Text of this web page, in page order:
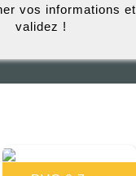
vos informations et
validez !